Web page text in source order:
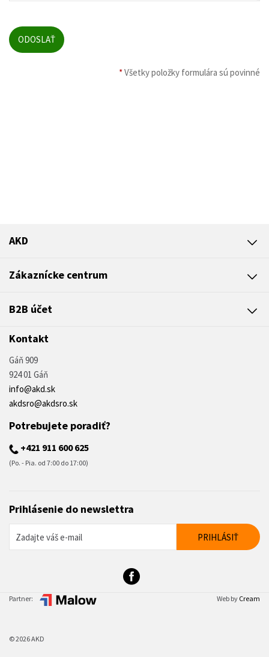
*Všetky položky formulára sú povinné
AKD
Zákaznícke centrum
B2B účet
Kontakt
Gáň 909
924 01 Gáň
info@akd.sk
akdsro@akdsro.sk
Potrebujete poradiť?
+421 911 600 625
(Po. - Pia. od 7:00 do 17:00)
Prihlásenie do newslettra
Partner: Web by Cream
© 2026 AKD